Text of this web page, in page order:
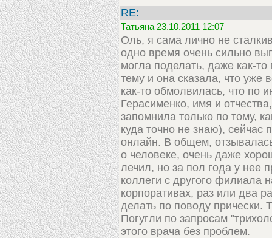
RE:
Татьяна 23.10.2011 12:07
Оль, я сама лично не
одно время очень сильно
могла поделать, даже как-
тему и она сказала, что уже
как-то обмолвилась, что по
Герасименко, имя и
запомнила только по тому,
куда точно не знаю), сейчас
онлайн. В общем,
о человеке, очень даже
лечил, но за пол года у нее
коллеги с другого филиала
корпоративах, раз или два
делать по поводу прически.
Погугли по запросам
этого врача без проблем.